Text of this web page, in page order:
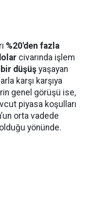
%20'den fazla
civarında işlem
düşüş yaşayan
karşı karşıya
genel görüşü ise,
piyasa koşulları
orta vadede
yönünde.